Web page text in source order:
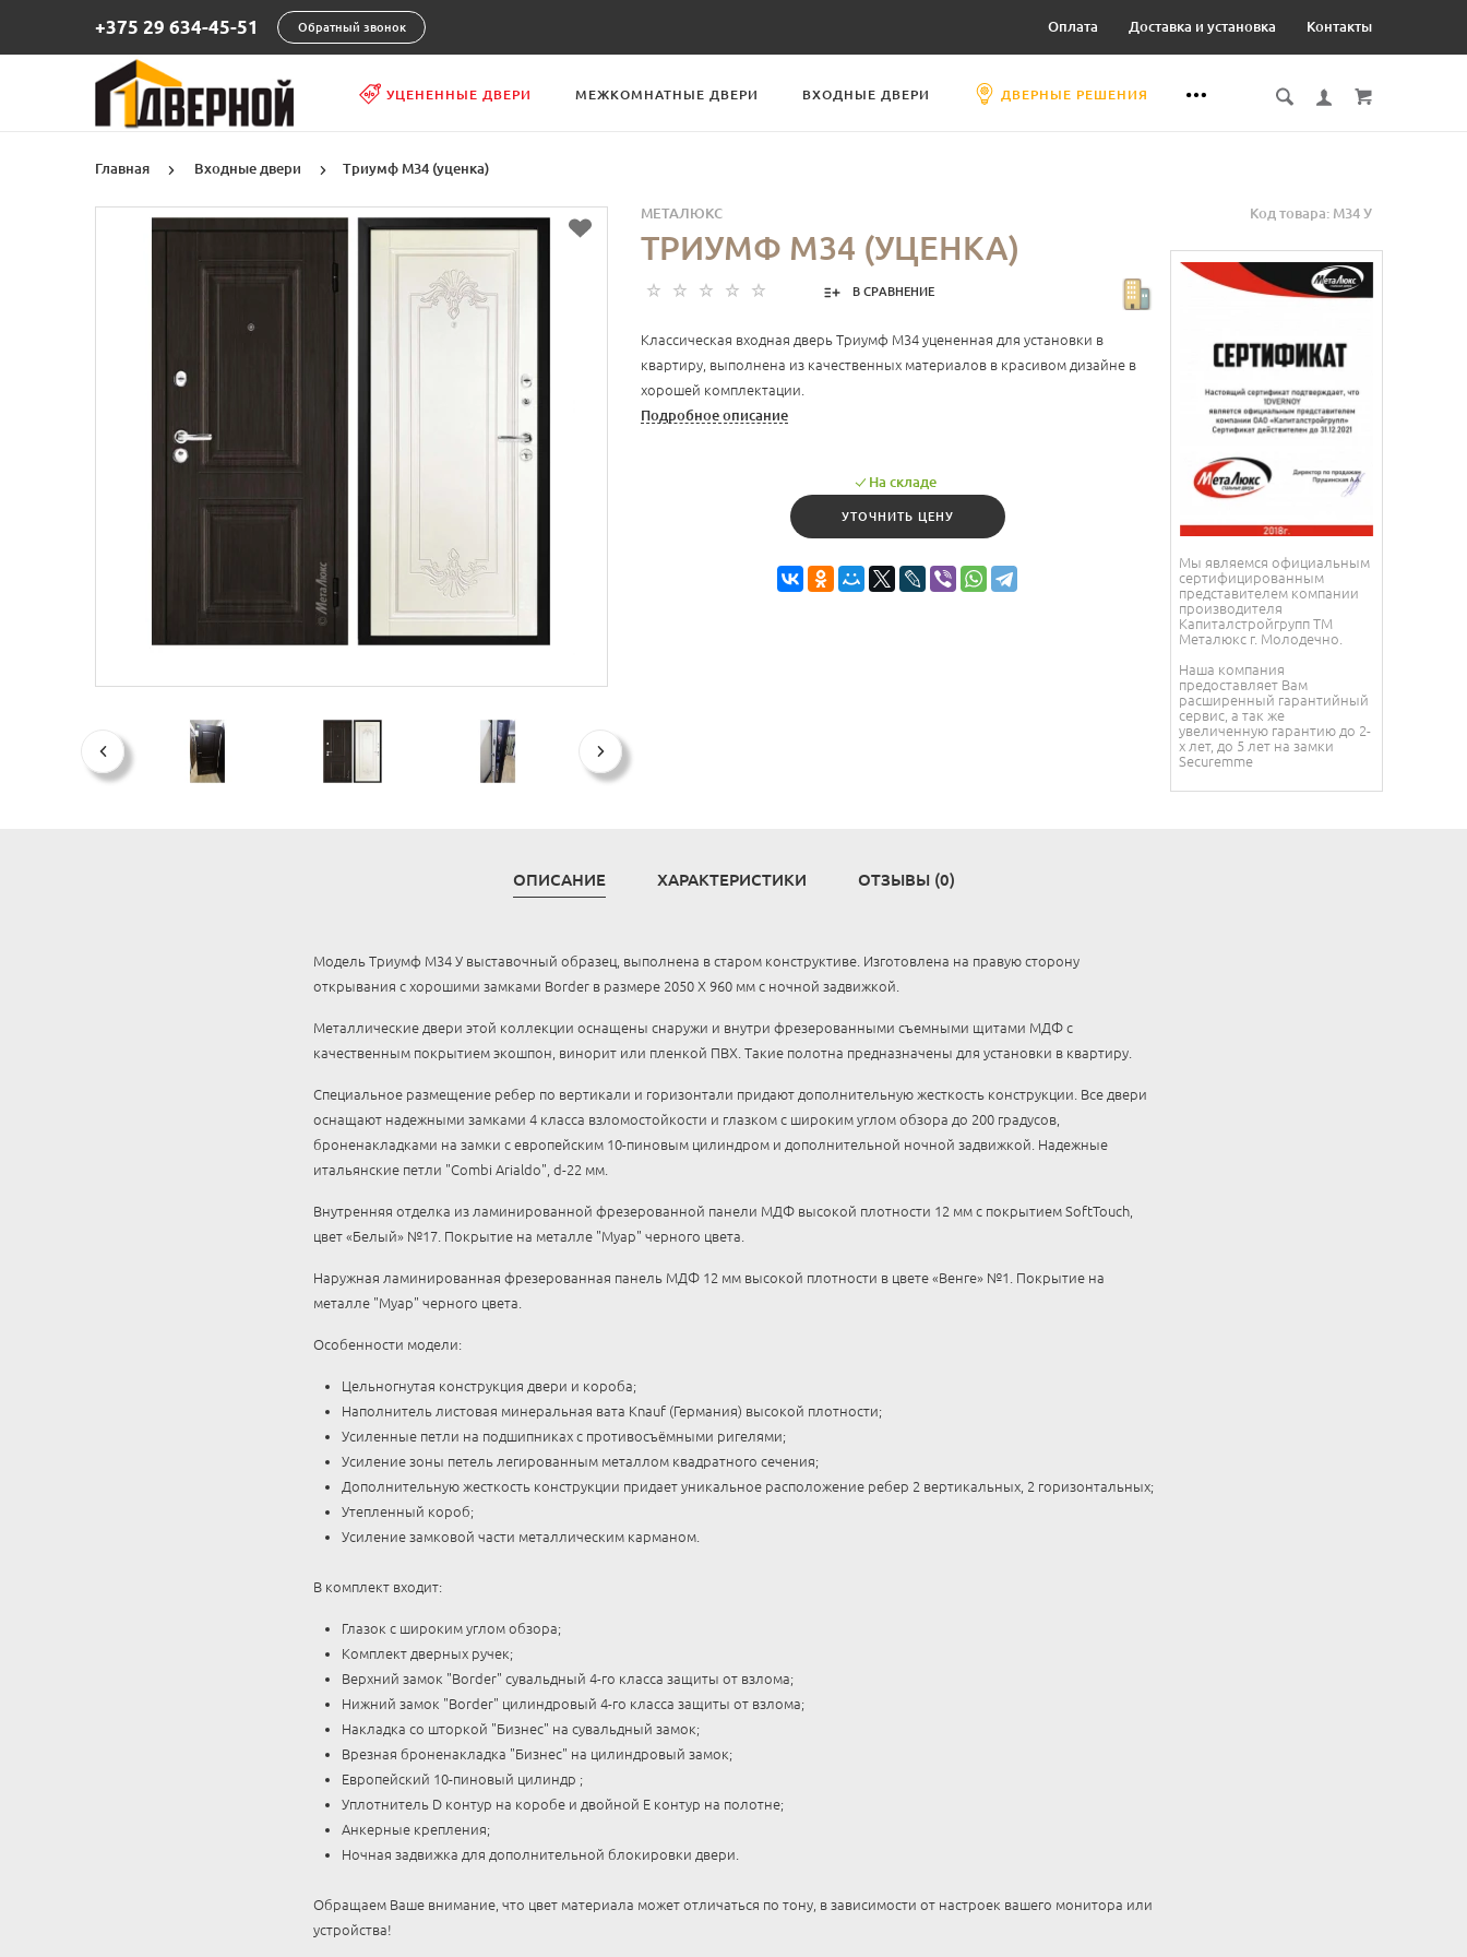
+375 29 634-45-51 Обратный звонок Оплата Доставка и установка Контакты
УЦЕНЕННЫЕ ДВЕРИ МЕЖКОМНАТНЫЕ ДВЕРИ ВХОДНЫЕ ДВЕРИ ДВЕРНЫЕ РЕШЕНИЯ
Главная Входные двери Триумф М34 (уценка)
Код товара: М34 У
МЕТАЛЮКС
ТРИУМФ М34 (УЦЕНКА)
В СРАВНЕНИЕ
Классическая входная дверь Триумф М34 уцененная для установки в
квартиру, выполнена из качественных материалов в красивом дизайне в
хорошей комплектации.
Подробное описание
На складе
УТОЧНИТЬ ЦЕНУ
Мы являемся официальным
сертифицированным
представителем компании
производителя
Капиталстройгрупп ТМ
Металюкс г. Молодечно.
Наша компания
предоставляет Вам
расширенный гарантийный
сервис, а так же
увеличенную гарантию до 2-
х лет, до 5 лет на замки
Securemme
ОПИСАНИЕ ХАРАКТЕРИСТИКИ ОТЗЫВЫ (0)
Модель Триумф М34 У выставочный образец, выполнена в старом конструктиве. Изготовлена на правую сторону
открывания с хорошими замками Border в размере 2050 Х 960 мм с ночной задвижкой.
Металлические двери этой коллекции оснащены снаружи и внутри фрезерованными съемными щитами МДФ с
качественным покрытием экошпон, винорит или пленкой ПВХ. Такие полотна предназначены для установки в квартиру.
Специальное размещение ребер по вертикали и горизонтали придают дополнительную жесткость конструкции. Все двери
оснащают надежными замками 4 класса взломостойкости и глазком с широким углом обзора до 200 градусов,
броненакладками на замки с европейским 10-пиновым цилиндром и дополнительной ночной задвижкой. Надежные
итальянские петли "Combi Arialdo", d-22 мм.
Внутренняя отделка из ламинированной фрезерованной панели МДФ высокой плотности 12 мм с покрытием SoftTouch,
цвет «Белый» №17. Покрытие на металле "Муар" черного цвета.
Наружная ламинированная фрезерованная панель МДФ 12 мм высокой плотности в цвете «Венге» №1. Покрытие на
металле "Муар" черного цвета.
Особенности модели:
Цельногнутая конструкция двери и короба;
Наполнитель листовая минеральная вата Knauf (Германия) высокой плотности;
Усиленные петли на подшипниках с противосъёмными ригелями;
Усиление зоны петель легированным металлом квадратного сечения;
Дополнительную жесткость конструкции придает уникальное расположение ребер 2 вертикальных, 2 горизонтальных;
Утепленный короб;
Усиление замковой части металлическим карманом.
В комплект входит:
Глазок с широким углом обзора;
Комплект дверных ручек;
Верхний замок "Border" сувальдный 4-го класса защиты от взлома;
Нижний замок "Border" цилиндровый 4-го класса защиты от взлома;
Накладка со шторкой "Бизнес" на сувальдный замок;
Врезная броненакладка "Бизнес" на цилиндровый замок;
Европейский 10-пиновый цилиндр ;
Уплотнитель D контур на коробе и двойной E контур на полотне;
Анкерные крепления;
Ночная задвижка для дополнительной блокировки двери.
Обращаем Ваше внимание, что цвет материала может отличаться по тону, в зависимости от настроек вашего монитора или
устройства!